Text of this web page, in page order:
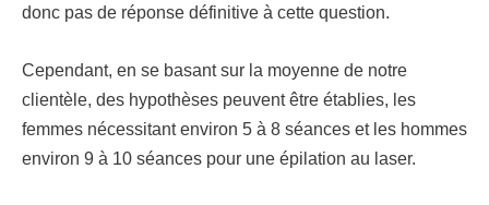
donc pas de réponse définitive à cette question.
Cependant, en se basant sur la moyenne de notre
clientèle, des hypothèses peuvent être établies, les
femmes nécessitant environ 5 à 8 séances et les hommes
environ 9 à 10 séances pour une épilation au laser.